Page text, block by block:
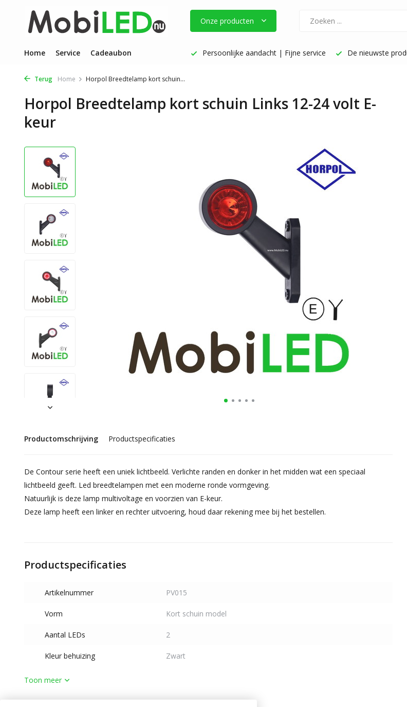
Onze producten
Home Service Cadeaubon
Vóór 17 uur besteld: dezelfde werkdag verzonden Persoonlijke aandacht | Fijne service De nieuwste
Terug Home Horpol Breedtelamp kort schuin...
Horpol Breedtelamp kort schuin Links 12-24 volt E-
keur
Productomschrijving Productspecificaties
De Contour serie heeft een uniek lichtbeeld. Verlichte randen en donker in het midden wat een speciaal
lichtbeeld geeft. Led breedtelampen met een moderne ronde vormgeving.
Natuurlijk is deze lamp multivoltage en voorzien van E-keur.
Deze lamp heeft een linker en rechter uitvoering, houd daar rekening mee bij het bestellen.
Productspecificaties
Artikelnummer PV015
Vorm Kort schuin model
Aantal LEDs 2
Kleur behuizing Zwart
Toon meer